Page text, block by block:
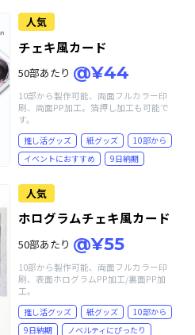
人気
チェキ風カード
50部あたり @¥44
10部から製作可能、両面フルカラー印
刷、両面PP加工。箔押し加工も可能で
す。
推し活グッズ
紙グッズ
10部から
イベントにおすすめ
9日納期
人気
ホログラムチェキ風カード
50部あたり @¥55
10部から製作可能、両面フルカラー印
刷、表面ホログラムPP加工/裏面PP加
工。
推し活グッズ
紙グッズ
10部から
9日納期
ノベルティにぴったり